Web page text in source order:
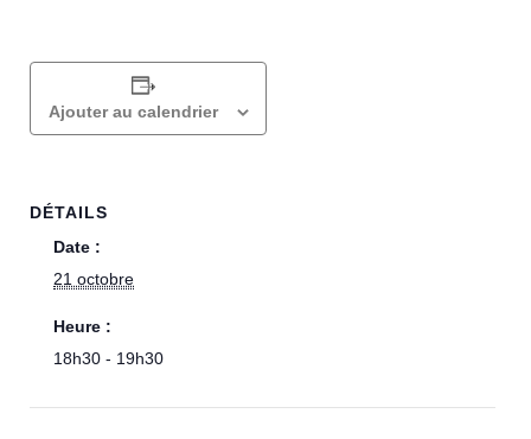
Ajouter au calendrier
DÉTAILS
Date :
21 octobre
Heure :
18h30 - 19h30